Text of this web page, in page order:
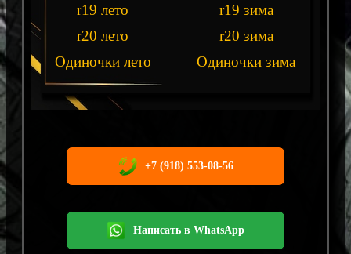
r19 лето
r19 зима
r20 лето
r20 зима
Одиночки лето
Одиночки зима
+7 (918) 553-08-56
Написать в WhatsApp